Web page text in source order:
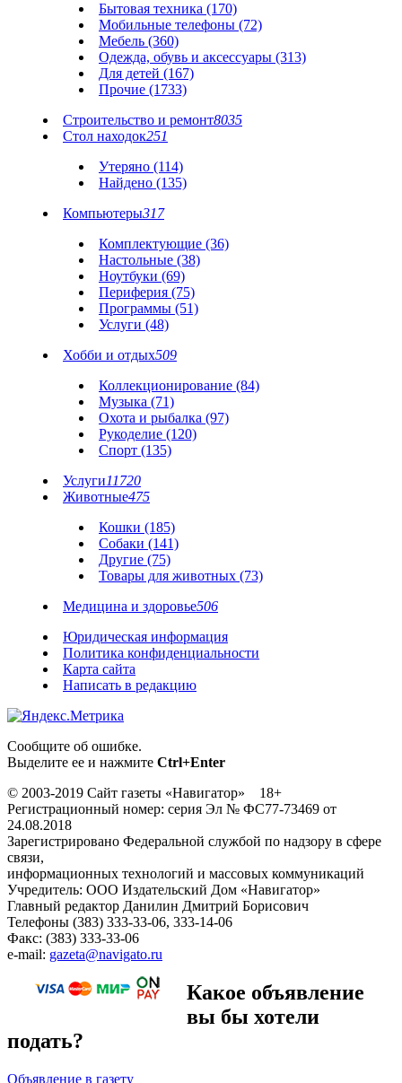
Бытовая техника (170)
Мобильные телефоны (72)
Мебель (360)
Одежда, обувь и аксессуары (313)
Для детей (167)
Прочие (1733)
Строительство и ремонт8035
Стол находок251
Утеряно (114)
Найдено (135)
Компьютеры317
Комплектующие (36)
Настольные (38)
Ноутбуки (69)
Периферия (75)
Программы (51)
Услуги (48)
Хобби и отдых509
Коллекционирование (84)
Музыка (71)
Охота и рыбалка (97)
Рукоделие (120)
Спорт (135)
Услуги11720
Животные475
Кошки (185)
Собаки (141)
Другие (75)
Товары для животных (73)
Медицина и здоровье506
Юридическая информация
Политика конфиденциальности
Карта сайта
Написать в редакцию
Сообщите об ошибке.
Выделите ее и нажмите Ctrl+Enter
© 2003-2019 Сайт газеты «Навигатор» 18+
Регистрационный номер: серия Эл № ФС77-73469 от
24.08.2018
Зарегистрировано Федеральной службой по надзору в сфере
связи,
информационных технологий и массовых коммуникаций
Учредитель: ООО Издательский Дом «Навигатор»
Главный редактор Данилин Дмитрий Борисович
Телефоны (383) 333-33-06, 333-14-06
Факс: (383) 333-33-06
e-mail: gazeta@navigato.ru
Какое объявление
вы бы хотели
подать?
Объявление в газету